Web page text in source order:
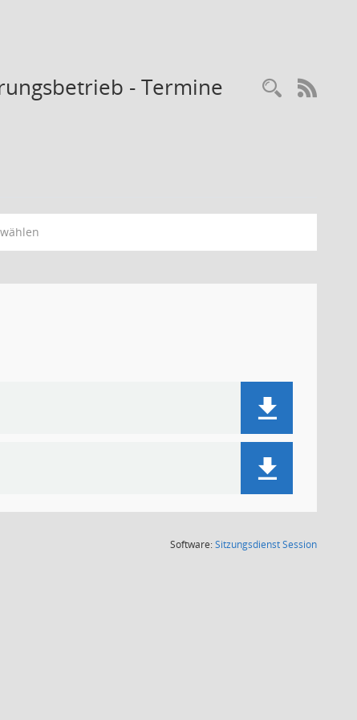
- Termine
Software:SitzungsdienstSession(Wird in